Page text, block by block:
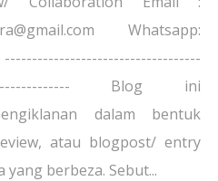
Whatsapp:
------------------------------------
Blog ini
dalam bentuk
atau blogpost/ entry
berbeza. Sebut...